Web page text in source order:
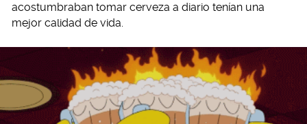
acostumbraban tomar cerveza a diario tenían una
mejor calidad de vida.